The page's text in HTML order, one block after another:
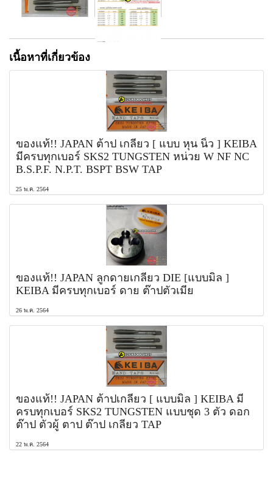
เนื้อหาที่เกี่ยวข้อง
ของแท้!! JAPAN ต้าป เกลียว [ แบบ หุน นิ้ว ] KEIBA
มีครบทุกเบอร์ SKS2 TUNGSTEN หน่วย W NF NC
B.S.P.F. N.P.T. BSPT BSW TAP
25 พ.ค. 2564
ของแท้!! JAPAN ลูกดายเกลียว DIE [แบบมิล ]
KEIBA มีครบทุกเบอร์ ดาย ต๊าปตัวเมีย
26 พ.ค. 2564
ของแท้!! JAPAN ต้าปเกลียว [ แบบมิล ] KEIBA มี
ครบทุกเบอร์ SKS2 TUNGSTEN แบบชุด 3 ตัว ดอก
ต๊าป ตัวผู้ ตาป ต๊าป เกลียว TAP
22 พ.ค. 2564